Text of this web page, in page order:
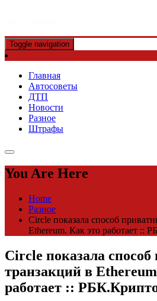
Toggle navigation
Главная
Автосоветы
ДТП
Новости
Разное
Штрафы
You Are Here
Home
Разное
Circle показала способ
Ethereum. Как это работает ::
Circle показала
транзакций в
работает ::